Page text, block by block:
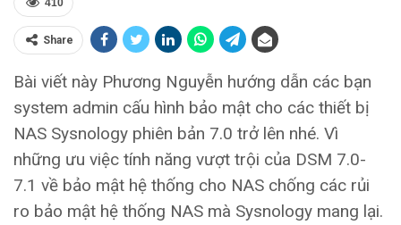
410
Share
Bài viết này Phương Nguyễn hướng dẫn các bạn
system admin cấu hình bảo mật cho các thiết bị
NAS Sysnology phiên bản 7.0 trở lên nhé. Vì
những ưu việc tính năng vượt trội của DSM 7.0-
7.1 về bảo mật hệ thống cho NAS chống các rủi
ro bảo mật hệ thống NAS mà Sysnology mang lại.